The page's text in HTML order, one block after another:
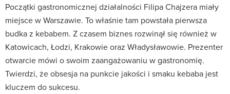
Początki gastronomicznej działalności Filipa Chajzera miały
miejsce w Warszawie. To właśnie tam powstała pierwsza
budka z kebabem. Z czasem biznes rozwinął się również w
Katowicach, Łodzi, Krakowie oraz Władysławowie. Prezenter
otwarcie mówi o swoim zaangażowaniu w gastronomię.
Twierdzi, że obsesja na punkcie jakości i smaku kebaba jest
kluczem do sukcesu.